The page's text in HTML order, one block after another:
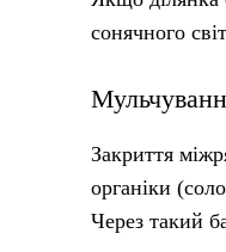
сонячного
Закриття
органіки
Через такий